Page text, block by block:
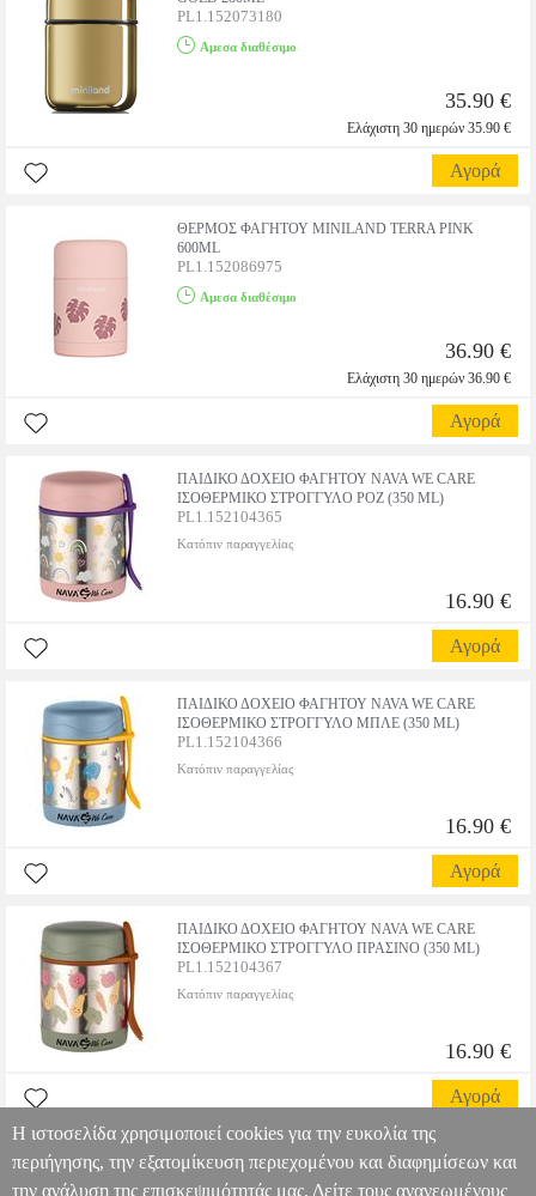
PL1.152073180
Αμεσα διαθέσιμο
35.90 €
Ελάχιστη 30 ημερών 35.90 €
Αγορά
ΘΕΡΜΟΣ ΦΑΓΗΤΟΥ MINILAND TERRA PINK
600ML
PL1.152086975
Αμεσα διαθέσιμο
36.90 €
Ελάχιστη 30 ημερών 36.90 €
Αγορά
ΠΑΙΔΙΚΟ ΔΟΧΕΙΟ ΦΑΓΗΤΟΥ NAVA WE CARE
ΙΣΟΘΕΡΜΙΚΟ ΣΤΡΟΓΓΥΛΟ ΡΟΖ (350 ML)
PL1.152104365
Κατόπιν παραγγελίας
16.90 €
Αγορά
ΠΑΙΔΙΚΟ ΔΟΧΕΙΟ ΦΑΓΗΤΟΥ NAVA WE CARE
ΙΣΟΘΕΡΜΙΚΟ ΣΤΡΟΓΓΥΛΟ ΜΠΛΕ (350 ML)
PL1.152104366
Κατόπιν παραγγελίας
16.90 €
Αγορά
ΠΑΙΔΙΚΟ ΔΟΧΕΙΟ ΦΑΓΗΤΟΥ NAVA WE CARE
ΙΣΟΘΕΡΜΙΚΟ ΣΤΡΟΓΓΥΛΟ ΠΡΑΣΙΝΟ (350 ML)
PL1.152104367
Κατόπιν παραγγελίας
16.90 €
Αγορά
1 2 3 4
Η ιστοσελίδα χρησιμοποιεί cookies για την ευκολία της
περιήγησης, την εξατομίκευση περιεχομένου και διαφημίσεων και
την ανάλυση της επισκεψιμότητάς μας. Δείτε τους ανανεωμένους